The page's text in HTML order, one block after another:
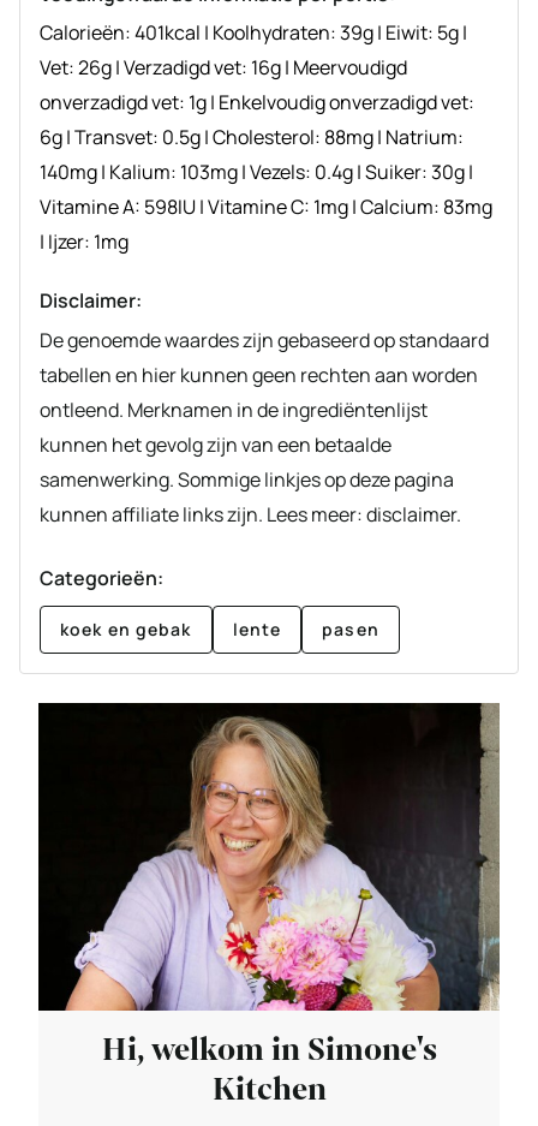
Calorieën:401kcal | Koolhydraten:39g| Eiwit: 5g|
Vet:26g|Verzadigd vet: 16g| Meervoudigd
onverzadigd vet: 1g| Enkelvoudig onverzadigd vet:
6g|Transvet: 0.5g|Cholesterol: 88mg| Natrium:
140mg| Kalium: 103mg|Vezels: 0.4g|Suiker:30g|
Vitamine A: 598IU|Vitamine C: 1mg|Calcium: 83mg
| Ijzer: 1mg
Disclaimer:
De genoemde waardes zijn gebaseerd op standaard
tabellen en hier kunnen geen rechten aan worden
ontleend. Merknamen in de ingrediëntenlijst
kunnen het gevolg zijn van een betaalde
samenwerking. Sommige linkjes op deze pagina
kunnen affiliate links zijn. Lees meer: disclaimer.
Categorieën:
koek en gebak lente pasen
Hi, welkom in Simone's
Kitchen